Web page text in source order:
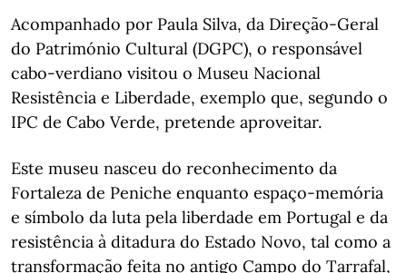
Acompanhado por Paula Silva, da Direção-Geral
do Património Cultural (DGPC), o responsável
cabo-verdiano visitou o Museu Nacional
Resistência e Liberdade, exemplo que, segundo o
IPC de Cabo Verde, pretende aproveitar.
Este museu nasceu do reconhecimento da
Fortaleza de Peniche enquanto espaço-memória
e símbolo da luta pela liberdade em Portugal e da
resistência à ditadura do Estado Novo, tal como a
transformação feita no antigo Campo do Tarrafal,